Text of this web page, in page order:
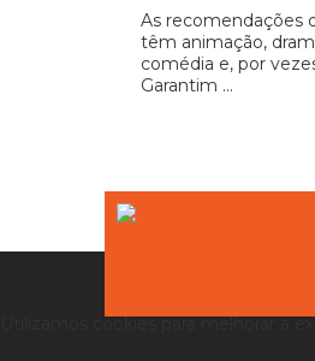
As recomendações
têm animação,
comédia e, por
Garantim ...
Utilizamos cookies para melhorar a